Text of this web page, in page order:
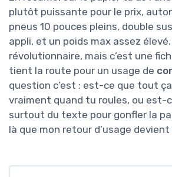
plutôt puissante pour le prix,
pneus 10 pouces pleins, double
appli, et un poids max assez élevé.
révolutionnaire, mais c’est une
tient la route pour un usage de
question c’est : est-ce que tout
vraiment quand tu roules, ou est-
surtout du texte pour gonfler la
là que mon retour d’usage